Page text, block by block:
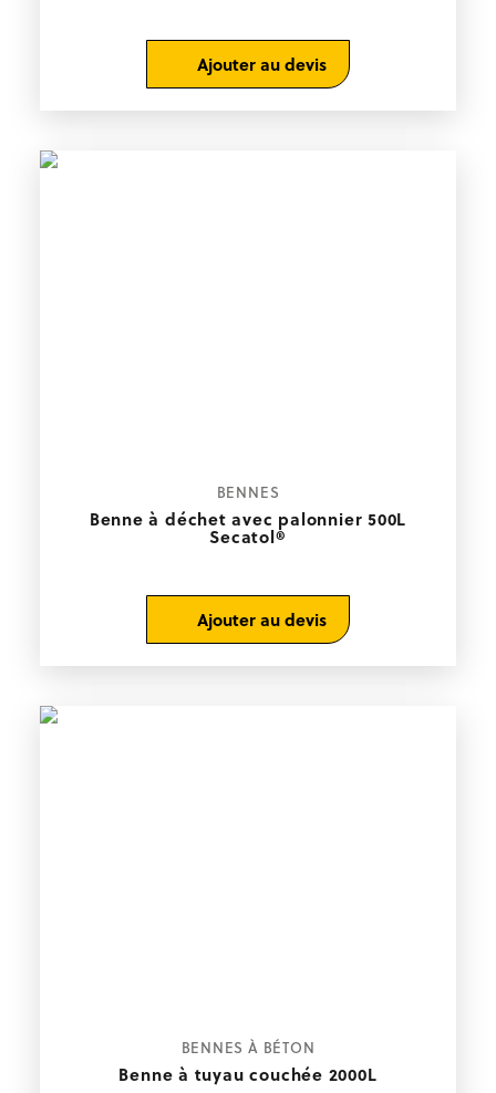
Ajouter au devis
Benne à déchet avec palonnier 500L
Secatol®
BENNES
Ajouter au devis
Benne à tuyau couchée 2000L
BENNES À BÉTON